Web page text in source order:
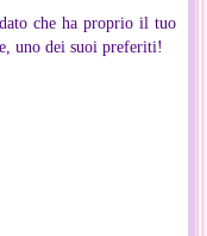
che ha proprio il tuo
uno dei suoi preferiti!